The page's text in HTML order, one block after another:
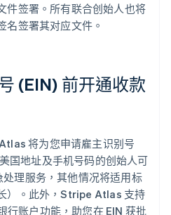
件签署。所有联合创始人也将
名签署其对应文件。
(EIN) 前开通收款
将为您申请雇主识别号
国地址及手机号码的创始人可
理服务，其他情况将适用标
）。此外，Stripe Atlas 支持
行账户功能，助您在 EIN 获批